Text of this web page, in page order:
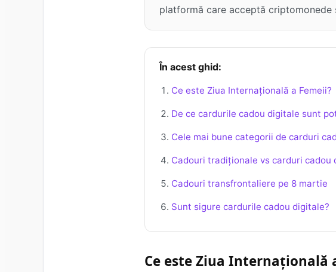
platformă care acceptă criptomonede
În acest ghid:
Ce este Ziua Internațională a Femeii?
De ce cardurile cadou digitale sunt
Cele mai bune categorii de carduri
Cadouri tradiționale vs carduri cadou
Cadouri transfrontaliere pe 8 martie
Sunt sigure cardurile cadou digitale?
Ce este Ziua Internațională